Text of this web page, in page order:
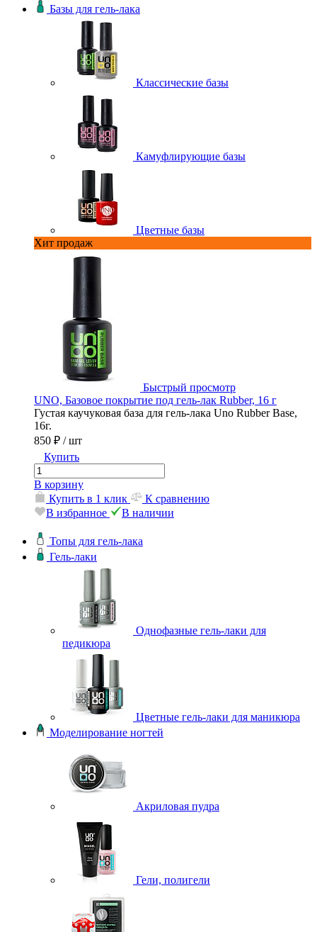
Базы для гель-лака
Классические базы
Камуфлирующие базы
Цветные базы
гель-лак Strong, 16 г
Strong для
ногтей.
UNO, Базовое покрытие под гель-
Густая каучуковая база для гель-
Купить в 1 клик
В избранное
Топы для гель-лака
Гель-лаки
Однофазные гель-лаки для
педикюра
Цветные гель-лаки для маникюра
Моделирование ногтей
Акриловая пудра
Гели, полигели